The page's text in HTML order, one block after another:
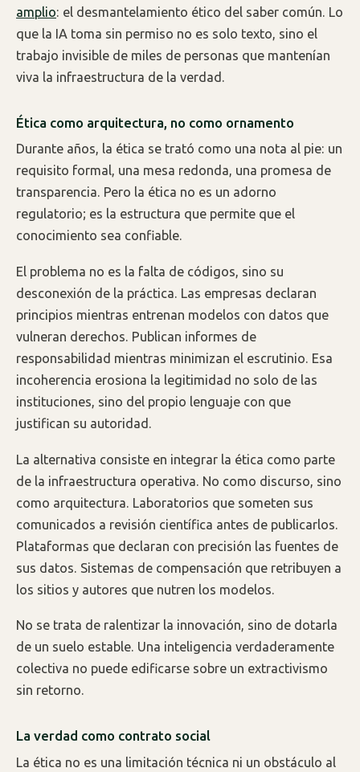
amplio: el desmantelamiento ético del saber común. Lo
que la IA toma sin permiso no es solo texto, sino el
trabajo invisible de miles de personas que mantenían
viva la infraestructura de la verdad.
Ética como arquitectura, no como ornamento
Durante años, la ética se trató como una nota al pie: un
requisito formal, una mesa redonda, una promesa de
transparencia. Pero la ética no es un adorno
regulatorio; es la estructura que permite que el
conocimiento sea confiable.
El problema no es la falta de códigos, sino su
desconexión de la práctica. Las empresas declaran
principios mientras entrenan modelos con datos que
vulneran derechos. Publican informes de
responsabilidad mientras minimizan el escrutinio. Esa
incoherencia erosiona la legitimidad no solo de las
instituciones, sino del propio lenguaje con que
justifican su autoridad.
La alternativa consiste en integrar la ética como parte
de la infraestructura operativa. No como discurso, sino
como arquitectura. Laboratorios que someten sus
comunicados a revisión científica antes de publicarlos.
Plataformas que declaran con precisión las fuentes de
sus datos. Sistemas de compensación que retribuyen a
los sitios y autores que nutren los modelos.
No se trata de ralentizar la innovación, sino de dotarla
de un suelo estable. Una inteligencia verdaderamente
colectiva no puede edificarse sobre un extractivismo
sin retorno.
La verdad como contrato social
La ética no es una limitación técnica ni un obstáculo al